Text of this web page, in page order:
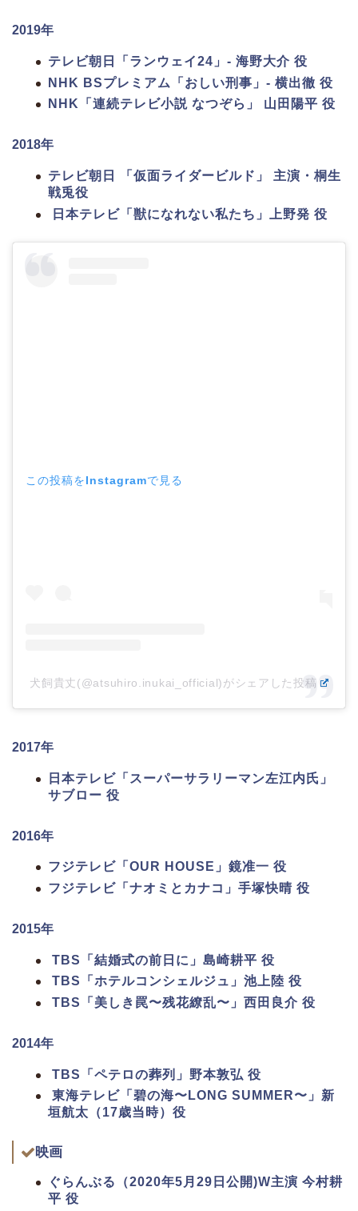
2019年
テレビ朝日「ランウェイ24」- 海野大介 役
NHK BSプレミアム「おしい刑事」- 横出徹 役
NHK「連続テレビ小説 なつぞら」 山田陽平 役
2018年
テレビ朝日 「仮面ライダービルド」 主演・桐生
戦兎役
日本テレビ「獣になれない私たち」上野発 役
この投稿をInstagramで見る
犬飼貴丈(@atsuhiro.inukai_official)がシェアした投稿
2017年
日本テレビ「スーパーサラリーマン左江内氏」
サブロー 役
2016年
フジテレビ「OUR HOUSE」鏡准一 役
フジテレビ「ナオミとカナコ」手塚快晴 役
2015年
TBS「結婚式の前日に」島崎耕平 役
TBS「ホテルコンシェルジュ」池上陸 役
TBS「美しき罠〜残花繚乱〜」西田良介 役
2014年
TBS「ペテロの葬列」野本敦弘 役
東海テレビ「碧の海〜LONG SUMMER〜」新
垣航太（17歳当時）役
映画
ぐらんぶる（2020年5月29日公開)W主演 今村耕
平 役